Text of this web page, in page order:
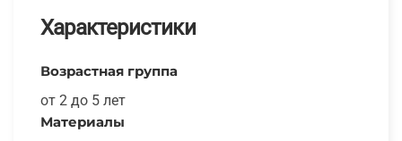
Характеристики
Возрастная группа
от 2 до 5 лет
Материалы